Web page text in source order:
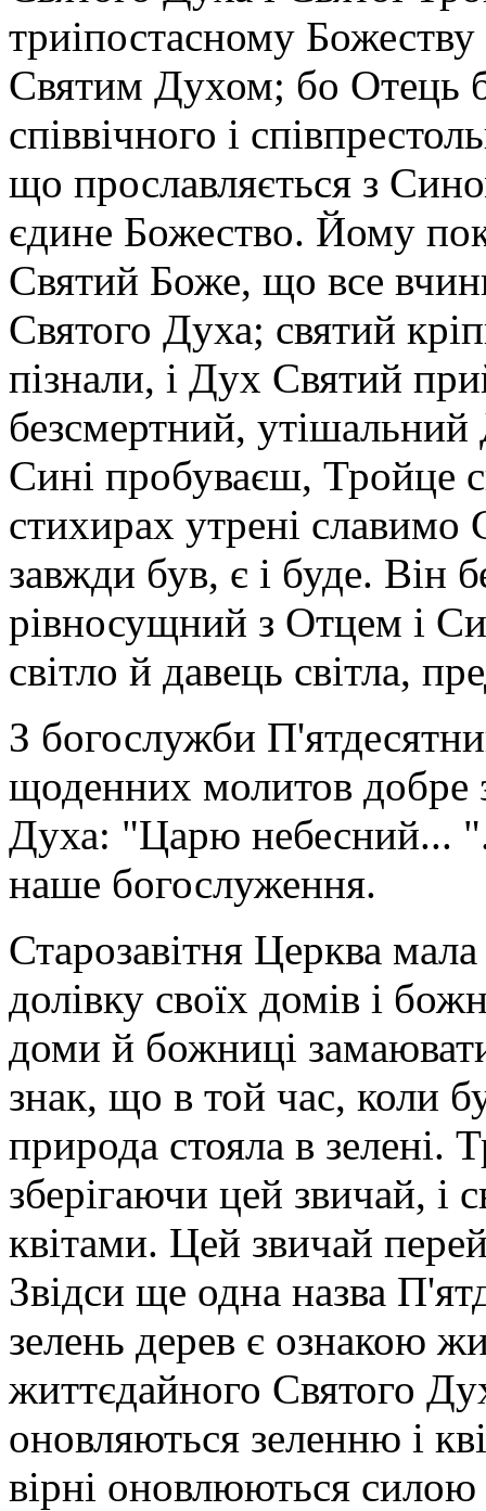
триіпостасному
Святим Духом; бо Отець
співвічного і
що прославляється з
єдине Божество. Йому
Святий Боже, що все
Святого Духа; святий
пізнали, і Дух Святий
безсмертний,
Сині пробуваєш, Тройце
стихирах утрені
завжди був, є і буде. Він
рівносущний з Отцем і
світло й давець світла,
З богослужби
щоденних молитов добре
Духа: "Царю небесний...
наше богослуження.
Старозавітня Церква
долівку своїх домів і
доми й божниці
знак, що в той час, коли
природа стояла в зелені.
зберігаючи цей звичай, і
квітами. Цей звичай
Звідси ще одна назва
зелень дерев є ознакою
життєдайного Святого
оновляються зеленню і
вірні оновлюються